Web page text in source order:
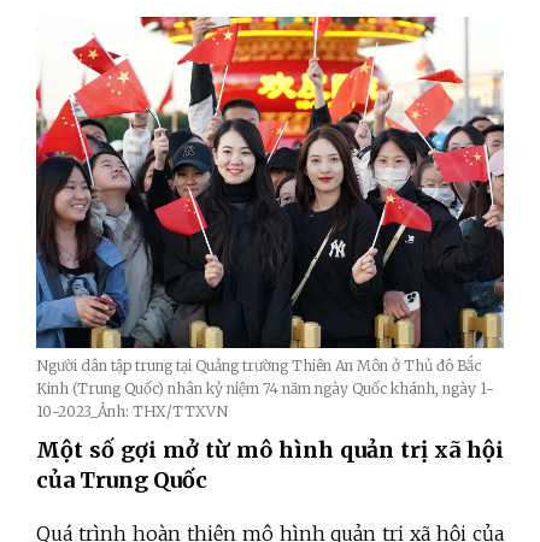
Người dân tập trung tại Quảng trường Thiên An Môn ở Thủ đô Bắc
Kinh (Trung Quốc) nhân kỷ niệm 74 năm ngày Quốc khánh, ngày 1-
10-2023_Ảnh: THX/TTXVN
Một số gợi mở từ mô hình quản trị xã hội
của Trung Quốc
Quá trình hoàn thiện mô hình quản trị xã hội của